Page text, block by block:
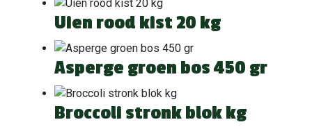
Uien rood kist 20 kg
Asperge groen bos 450 gr
Broccoli stronk blok kg